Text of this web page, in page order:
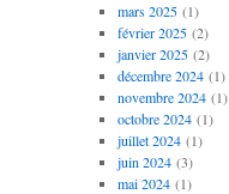
mars 2025(1)
février 2025(2)
janvier 2025(2)
décembre 2024(1)
novembre 2024(1)
octobre 2024(1)
juillet 2024(1)
juin 2024(3)
mai 2024(1)